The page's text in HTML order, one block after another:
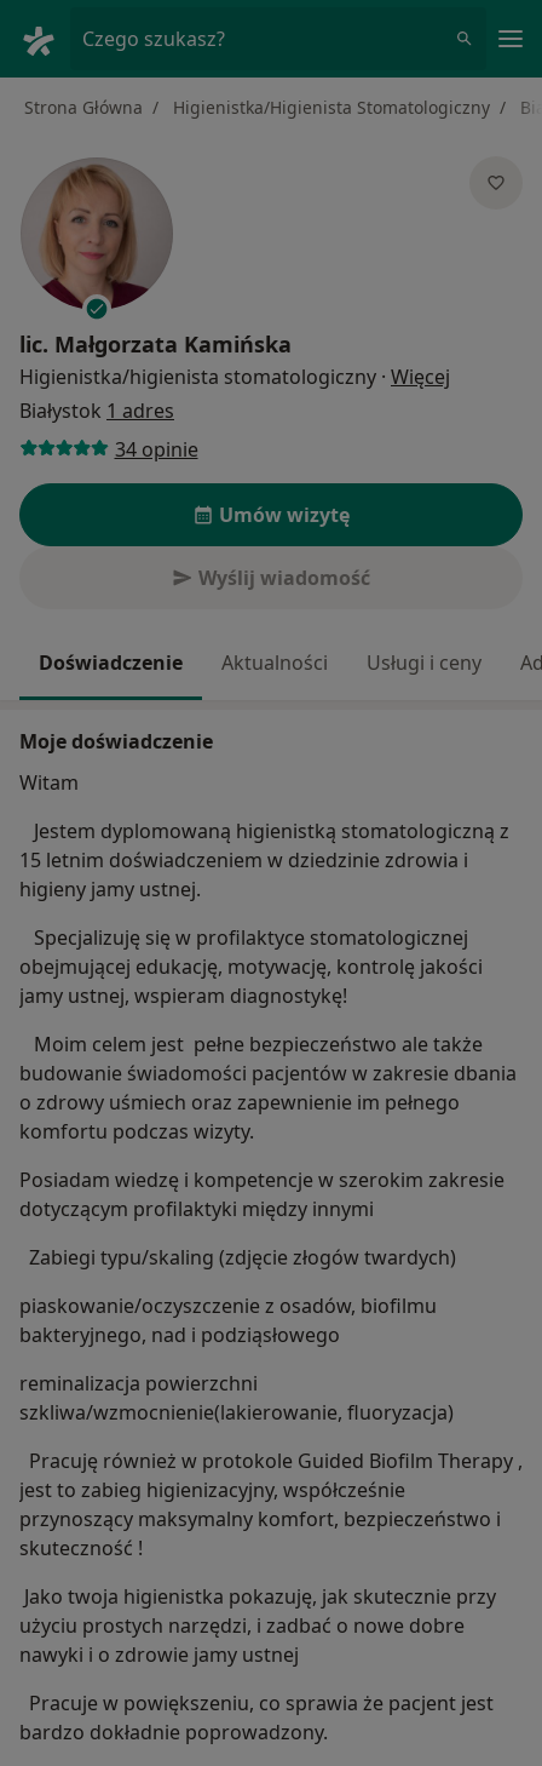
Czego szukasz?
Strona Główna Higienistka/Higienista Stomatologiczny
lic. Małgorzata Kamińska
Higienistka/higienista stomatologiczny · Więcej
Białystok 1 adres
34 opinie
Umów wizytę
Wyślij wiadomość
Doświadczenie Aktualności Usługi i ceny
Moje doświadczenie
Witam
Jestem dyplomowaną higienistką stomatologiczną z
15 letnim doświadczeniem w dziedzinie zdrowia i
higieny jamy ustnej.
Specjalizuję się w profilaktyce stomatologicznej
obejmującej edukację, motywację, kontrolę jakości
jamy ustnej, wspieram diagnostykę!
Moim celem jest pełne bezpieczeństwo ale także
budowanie świadomości pacjentów w zakresie dbania
o zdrowy uśmiech oraz zapewnienie im pełnego
komfortu podczas wizyty.
Posiadam wiedzę i kompetencje w szerokim zakresie
dotyczącym profilaktyki między innymi
Zabiegi typu/skaling (zdjęcie złogów twardych)
piaskowanie/oczyszczenie z osadów, biofilmu
bakteryjnego, nad i podziąsłowego
reminalizacja powierzchni
szkliwa/wzmocnienie(lakierowanie, fluoryzacja)
Pracuję również w protokole Guided Biofilm Therapy ,
jest to zabieg higienizacyjny, współcześnie
przynoszący maksymalny komfort, bezpieczeństwo i
skuteczność !
Jako twoja higienistka pokazuję, jak skutecznie przy
użyciu prostych narzędzi, i zadbać o nowe dobre
nawyki i o zdrowie jamy ustnej
Pracuje w powiększeniu, co sprawia że pacjent jest
bardzo dokładnie poprowadzony.